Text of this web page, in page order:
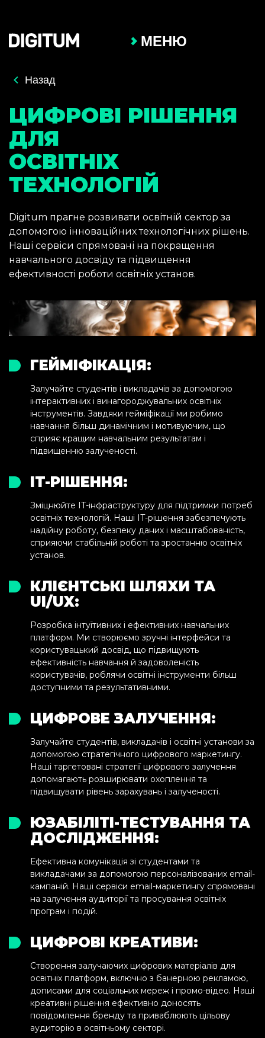
МЕНЮ
Назад
ЦИФРОВІ РІШЕННЯ
ДЛЯ
ОСВІТНІХ
ТЕХНОЛОГІЙ
Digitum прагне розвивати освітній сектор за
допомогою інноваційних технологічних рішень.
Наші сервіси спрямовані на покращення
навчального досвіду та підвищення
ефективності роботи освітніх установ.
ГЕЙМІФІКАЦІЯ:
Залучайте студентів і викладачів за допомогою
інтерактивних і винагороджувальних освітніх
інструментів. Завдяки гейміфікації ми робимо
навчання більш динамічним і мотивуючим, що
сприяє кращим навчальним результатам і
підвищенню залученості.
IT-РІШЕННЯ:
Зміцнюйте IT-інфраструктуру для підтримки потреб
освітніх технологій. Наші IT-рішення забезпечують
надійну роботу, безпеку даних і масштабованість,
сприяючи стабільній роботі та зростанню освітніх
установ.
КЛІЄНТСЬКІ ШЛЯХИ ТА
UI/UX:
Розробка інтуїтивних і ефективних навчальних
платформ. Ми створюємо зручні інтерфейси та
користувацький досвід, що підвищують
ефективність навчання й задоволеність
користувачів, роблячи освітні інструменти більш
доступними та результативними.
ЦИФРОВЕ ЗАЛУЧЕННЯ:
Залучайте студентів, викладачів і освітні установи за
допомогою стратегічного цифрового маркетингу.
Наші таргетовані стратегії цифрового залучення
допомагають розширювати охоплення та
підвищувати рівень зарахувань і залученості.
ЮЗАБІЛІТІ-ТЕСТУВАННЯ ТА
ДОСЛІДЖЕННЯ:
Ефективна комунікація зі студентами та
викладачами за допомогою персоналізованих email-
кампаній. Наші сервіси email-маркетингу спрямовані
на залучення аудиторії та просування освітніх
програм і подій.
ЦИФРОВІ КРЕАТИВИ:
Створення залучаючих цифрових матеріалів для
освітніх платформ, включно з банерною рекламою,
дописами для соціальних мереж і промо-відео. Наші
креативні рішення ефективно доносять
повідомлення бренду та приваблюють цільову
аудиторію в освітньому секторі.